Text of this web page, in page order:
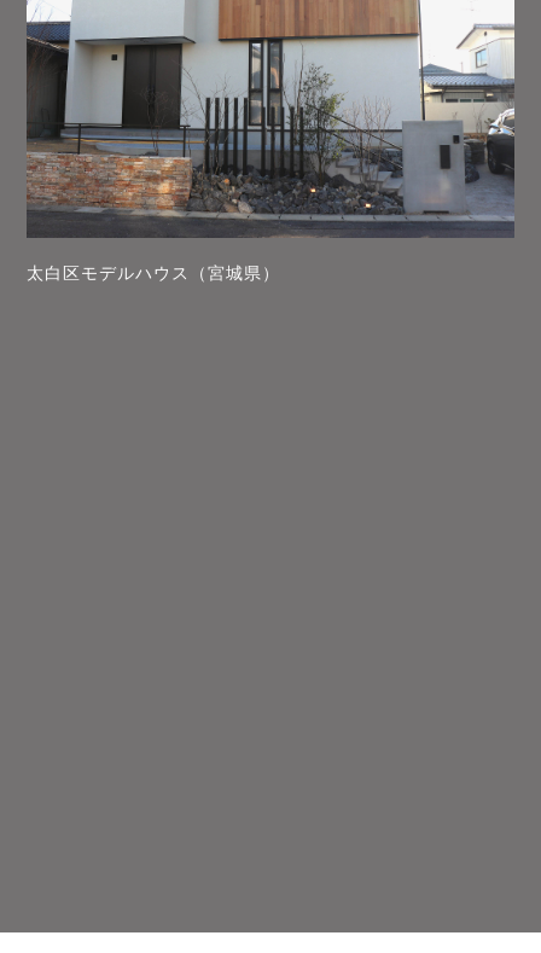
太白区モデルハウス（宮城県）